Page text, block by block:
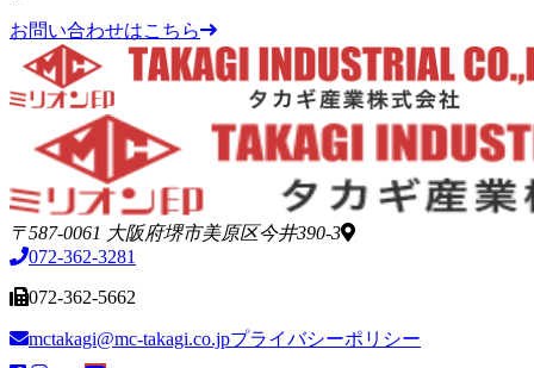
お問い合わせはこちら
〒587-0061 大阪府堺市美原区今井390-3
072-362-3281
072-362-5662
mctakagi@mc-takagi.co.jpプライバシーポリシー